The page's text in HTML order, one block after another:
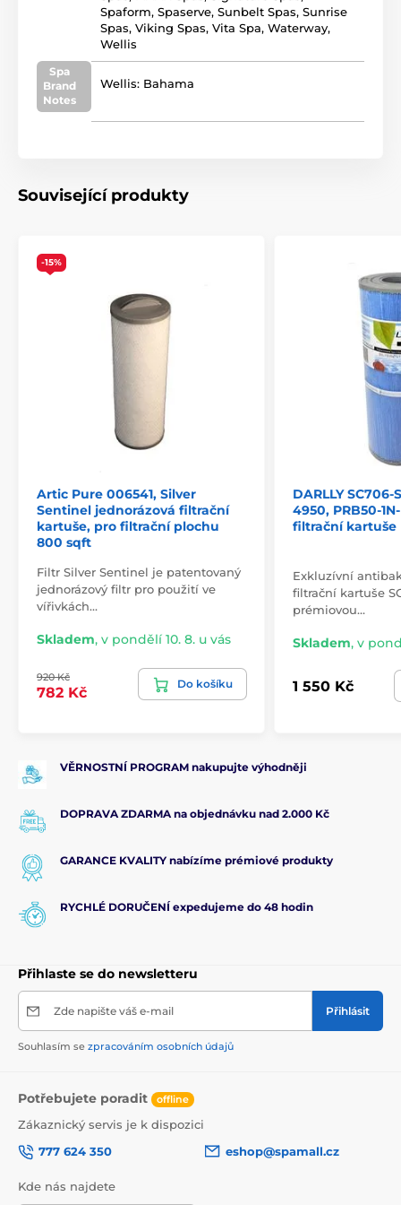
Spaform, Spaserve, Sunbelt Spas, Sunrise
Spas, Viking Spas, Vita Spa, Waterway,
Wellis
Spa
Brand
Notes
Wellis: Bahama
Související produkty
-15%
Artic Pure 006541, Silver
Sentinel jednorázová filtrační
kartuše, pro filtrační plochu
800 sqft
Filtr Silver Sentinel je patentovaný
jednorázový filtr pro použití ve
vířivkách…
Skladem, v pondělí 10. 8. u vás
920 Kč
782 Kč
Do košíku
DARLLY
4950, PRB50-
filtrační kartuše
Exkluzívní
filtrační kartuše
prémiovou…
Skladem, v
1 550 Kč
VĚRNOSTNÍ PROGRAM nakupujte výhodněji
DOPRAVA ZDARMA na objednávku nad 2.000 Kč
GARANCE KVALITY nabízíme prémiové produkty
RYCHLÉ DORUČENÍ expedujeme do 48 hodin
Přihlaste se do newsletteru
Zde napište váš e-mail Přihlásit
Souhlasím se zpracováním osobních údajů
Potřebujete poradit offline
Zákaznický servis je k dispozici
777 624 350
eshop@spamall.cz
Kde nás najdete